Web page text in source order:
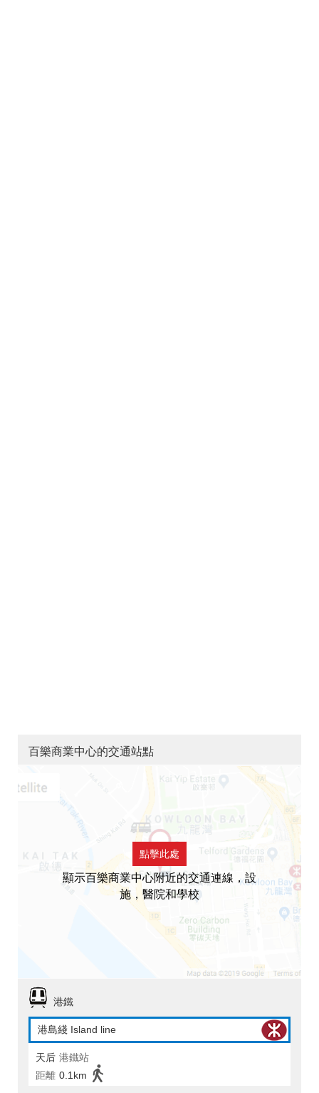
百樂商業中心的交通站點
點擊此處
顯示百樂商業中心附近的交通連線，設
施，醫院和學校
港鐵
港島綫 Island line
天后 港鐵站
距離 0.1km